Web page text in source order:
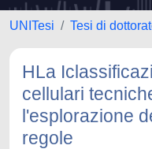
UNITesi Tesi di
HLa
cellulari
l'esplorazione
regole